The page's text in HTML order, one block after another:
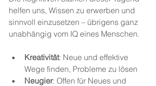
helfen uns, Wissen zu erwerben und
sinnvoll einzusetzen – übrigens ganz
unabhängig vom IQ eines Menschen.
Kreativität: Neue und effektive
Wege finden, Probleme zu lösen
Neugier: Offen für Neues und